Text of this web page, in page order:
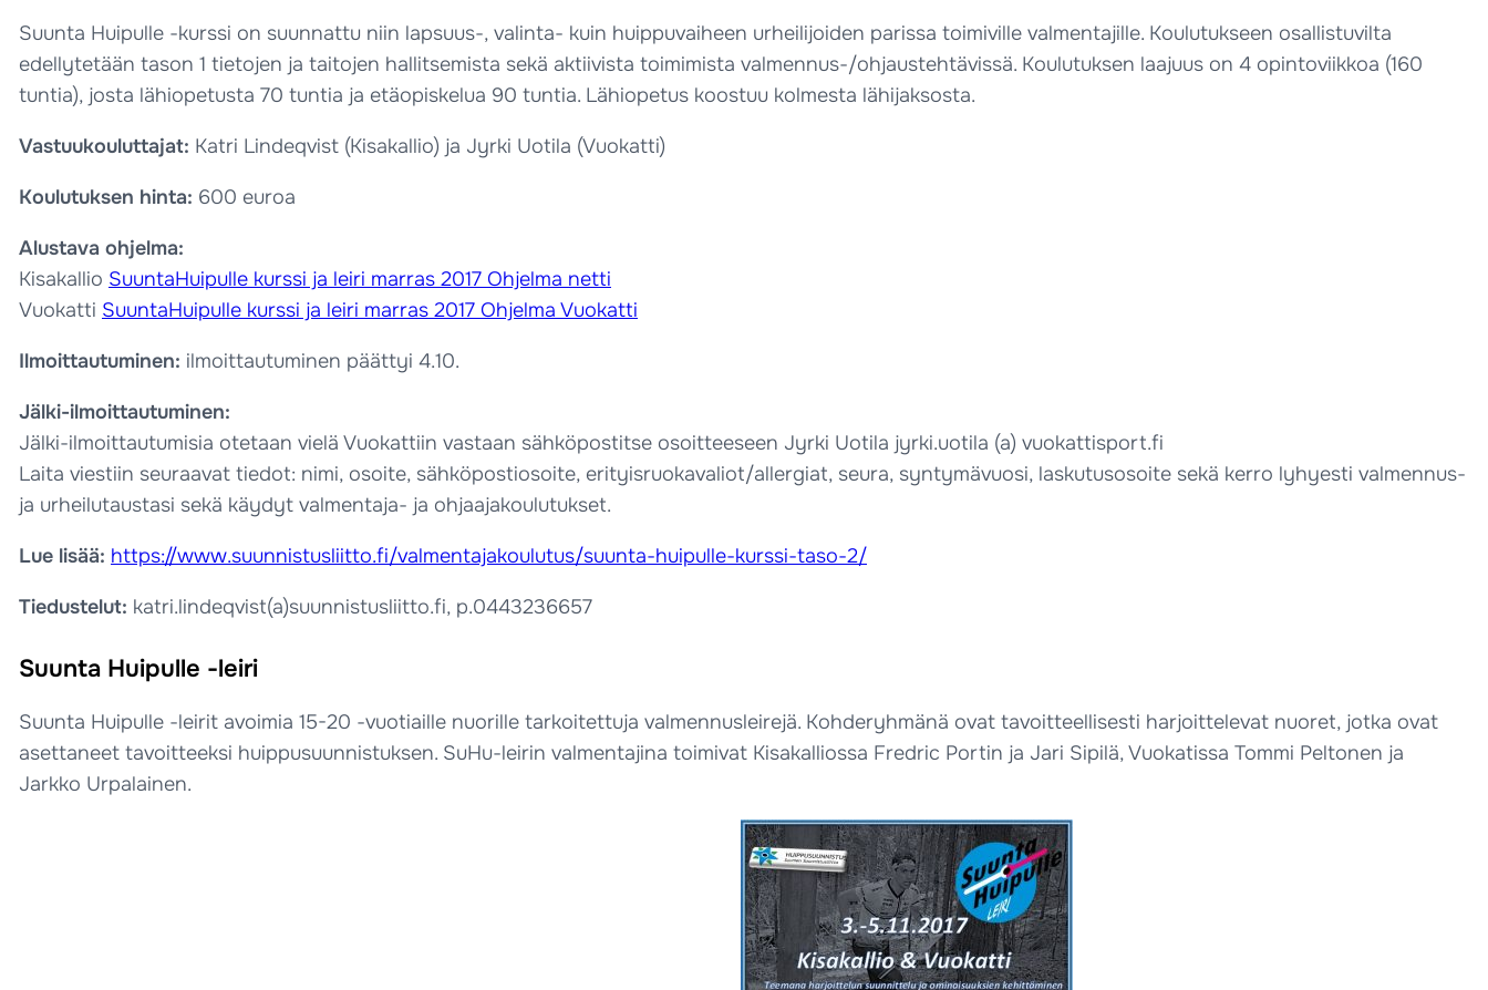
Suunta Huipulle -kurssi on suunnattu niin lapsuus-, valinta- kuin huippuvaiheen urheilijoiden parissa toimiville valmentajille. Koulutukseen osallistuvilta
edellytetään tason 1 tietojen ja taitojen hallitsemista sekä aktiivista toimimista valmennus-/ohjaustehtävissä. Koulutuksen laajuus on 4 opintoviikkoa (160
tuntia), josta lähiopetusta 70 tuntia ja etäopiskelua 90 tuntia. Lähiopetus koostuu kolmesta lähijaksosta.
Vastuukouluttajat: Katri Lindeqvist (Kisakallio) ja Jyrki Uotila (Vuokatti)
Koulutuksen hinta: 600 euroa
Alustava ohjelma:
Kisakallio SuuntaHuipulle kurssi ja leiri marras 2017 Ohjelma netti
Vuokatti SuuntaHuipulle kurssi ja leiri marras 2017 Ohjelma Vuokatti
Ilmoittautuminen: ilmoittautuminen päättyi 4.10.
Jälki-ilmoittautuminen:
Jälki-ilmoittautumisia otetaan vielä Vuokattiin vastaan sähköpostitse osoitteeseen Jyrki Uotila jyrki.uotila (a) vuokattisport.fi
Laita viestiin seuraavat tiedot: nimi, osoite, sähköpostiosoite, erityisruokavaliot/allergiat, seura, syntymävuosi, laskutusosoite sekä kerro lyhyesti valmennus-
ja urheilutaustasi sekä käydyt valmentaja- ja ohjaajakoulutukset.
Lue lisää: https://www.suunnistusliitto.fi/valmentajakoulutus/suunta-huipulle-kurssi-taso-2/
Tiedustelut: katri.lindeqvist(a)suunnistusliitto.fi, p.0443236657
Suunta Huipulle -leiri
Suunta Huipulle -leirit avoimia 15-20 -vuotiaille nuorille tarkoitettuja valmennusleirejä. Kohderyhmänä ovat tavoitteellisesti harjoittelevat nuoret, jotka ovat
asettaneet tavoitteeksi huippusuunnistuksen. SuHu-leirin valmentajina toimivat Kisakalliossa Fredric Portin ja Jari Sipilä, Vuokatissa Tommi Peltonen ja
Jarkko Urpalainen.